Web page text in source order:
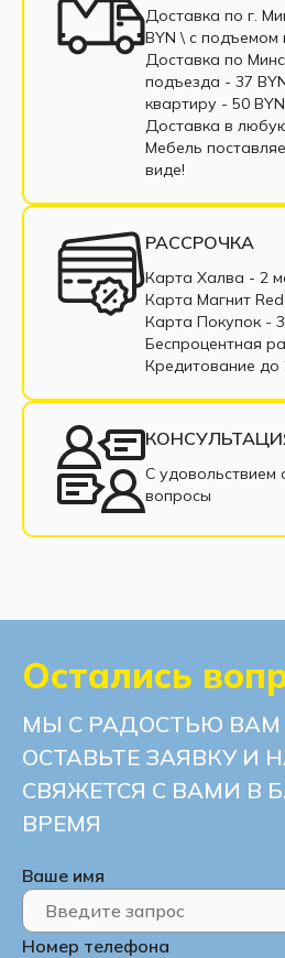
Двуспальные кровати-
Мебель-трансформер в
Шкафы-кровати с диваном
Кровати-трансформеры
Доставка по г.
BYN \ c подъемом
Доставка по
подъезда - 37
квартиру - 50 BYN
Доставка в
Мебель
виде!
РАССРОЧКА
Карта Халва - 2
Карта Магнит
Карта Покупок -
Беспроцентная
Кредитование до
С удовольствием
вопросы
Остались
МЫ С РАДОСТЬЮ
ОСТАВЬТЕ ЗАЯВКУ И
СВЯЖЕТСЯ С ВАМИ В
ВРЕМЯ
Ваше имя
Номер телефона